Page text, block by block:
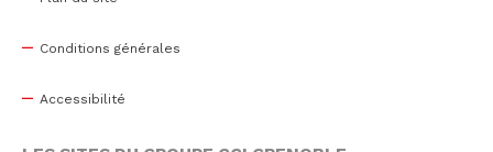
Conditions générales
Accessibilité